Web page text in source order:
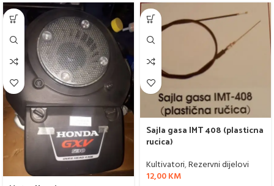
Sajla gasa IMT 408 (plasticna
rucica)
Kultivatori,Rezervni dijelovi
12,00KM